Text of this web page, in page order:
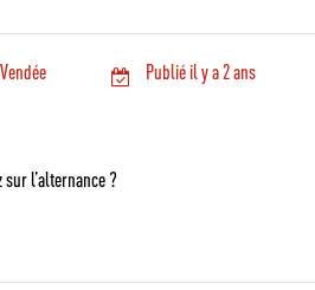
Publié il y a 2 ans
l’alternance ?